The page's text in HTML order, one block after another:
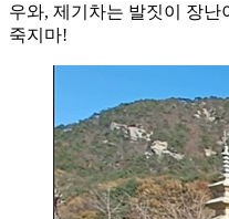
우와, 제기차는 발짓이 장
죽지마!